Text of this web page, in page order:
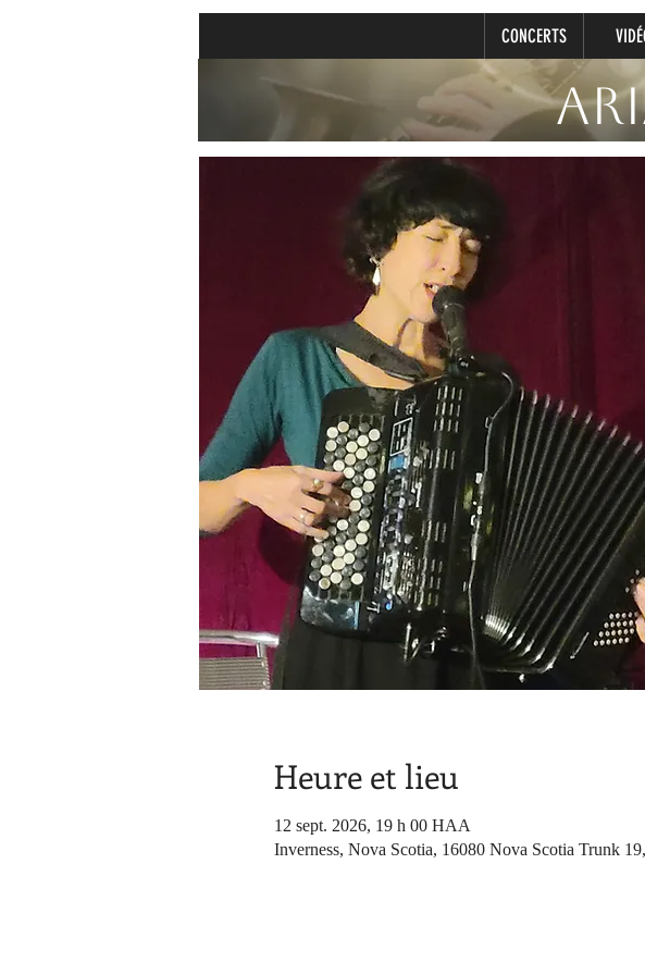
CONCERTS
Heure et lieu
12 sept. 2026, 19 h 00 HAA
Inverness, Nova Scotia, 16080 Nova Scotia Trunk